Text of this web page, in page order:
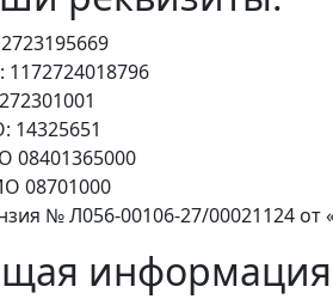
14325651
08401365000
08701000
№ Л056-00106-27/00021124 от